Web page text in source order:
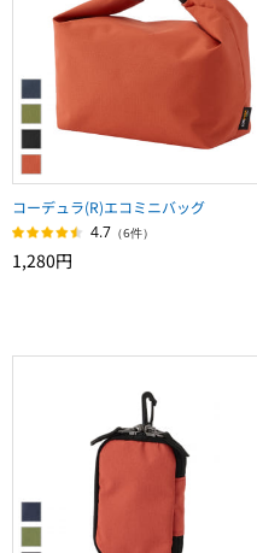
コーデュラ(R)エコミニバッグ
4.7 （6件）
1,280円